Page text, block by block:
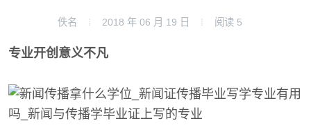
佚名 2018 年 06 月 19 日 阅读 5
专业开创意义不凡